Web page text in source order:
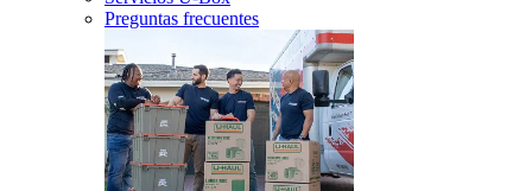
Preguntas frecuentes